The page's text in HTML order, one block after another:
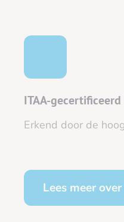
ITAA-gecertificeerd
Erkend door de
Lees meer